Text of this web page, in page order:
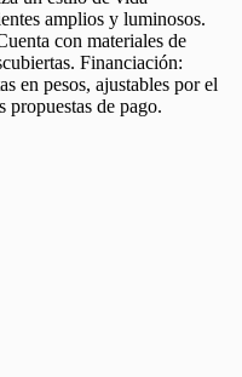
amplios y luminosos.
con materiales de
Financiación:
en pesos, ajustables por el
de pago.